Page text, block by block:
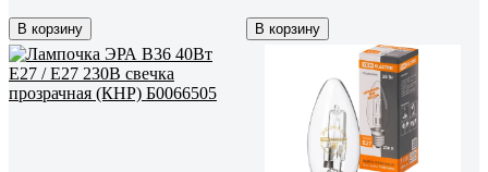
В корзину В корзину